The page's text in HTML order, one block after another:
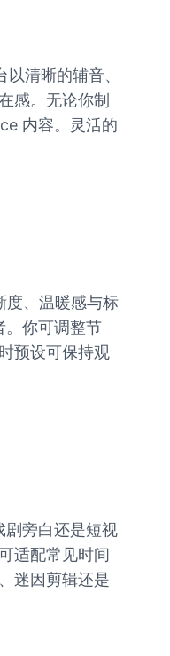
清晰的辅音、
感。无论你制
内容。灵活的
、温暖感与标
你可调整节
预设可保持观
旁白还是短视
适配常见时间
迷因剪辑还是